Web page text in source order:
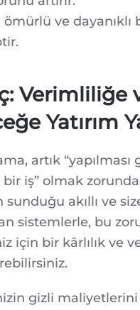
ömürlü ve dayanıklı
Verimliliğe
Yatırım
artık “yapılması
iş” olmak
sunduğu akıllı ve
sistemlerle, bu
için bir kârlılık ve
gizli maliyetlerini